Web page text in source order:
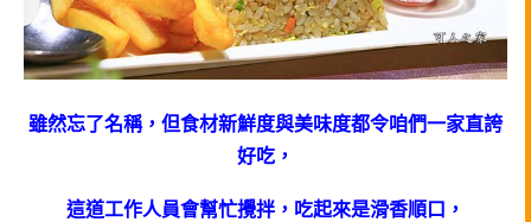
雖然忘了名稱，但食材新鮮度與美味度都令咱們一家直誇
好吃，
這道工作人員會幫忙攪拌，吃起來是滑香順口，